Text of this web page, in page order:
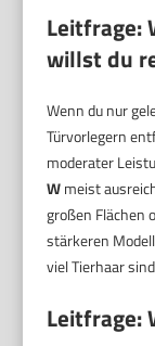
Leitfrage:
willst du
Wenn du nur
Türvorlegern
moderater
Wmeist
großen Flächen
stärkeren
viel Tierhaar sind
Leitfrage: